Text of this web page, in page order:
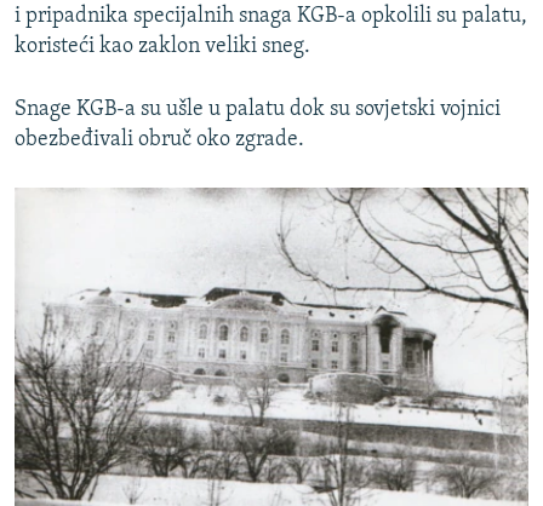
i pripadnika specijalnih snaga KGB-a opkolili su palatu,
koristeći kao zaklon veliki sneg.
Snage KGB-a su ušle u palatu dok su sovjetski vojnici
obezbeđivali obruč oko zgrade.